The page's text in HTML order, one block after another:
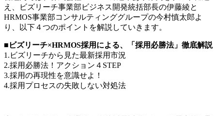
え、ビズリーチ事業部ビジネス開発統括部長の伊藤綾と
HRMOS事業部コンサルティンググループの今村慎太郎よ
り、以下４つのポイントを解説していきます。
■ ビズリーチ×HRMOS採用による、「採用必勝法」徹底解説
1.ビズリーチから見た最新採用市況
2.採用必勝法！アクション４STEP
3.採用の再現性を意識せよ！
4.採用プロセスの失敗しない対処法